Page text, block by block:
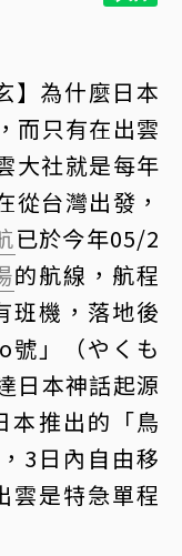
】為什麼日本
而只有在出雲
大社就是每年
從台灣出發，
已於今年05/2
的航線，航程
班機，落地後
號」（やくも
日本神話起源
本推出的「鳥
3日內自由移
雲是特急單程